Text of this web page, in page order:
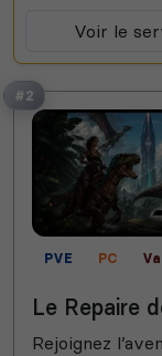
Voir le
#2
PVE PC
Semi-RP
Le Repaire
Rejoignez